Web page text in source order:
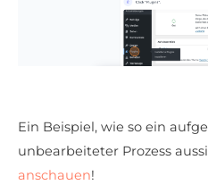
Ein Beispiel, wie so ein
unbearbeiteter Prozess
anschauen!